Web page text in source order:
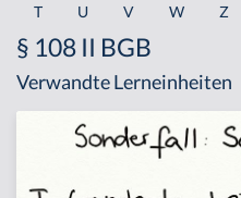
T U V W Z
§ 108 II BGB
Verwandte Lerneinheiten